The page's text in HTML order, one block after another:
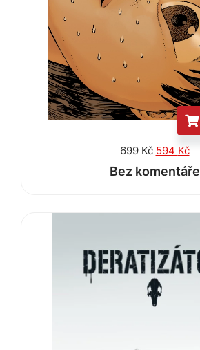
699Kč 594 Kč
Bez komentáře